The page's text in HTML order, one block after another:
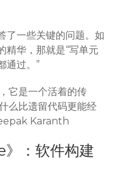
了一些关键的问题。如
精华，那就是“写单元
通过。”
它是一个活着的传
么比遗留代码更能经
Karanth
：软件构建